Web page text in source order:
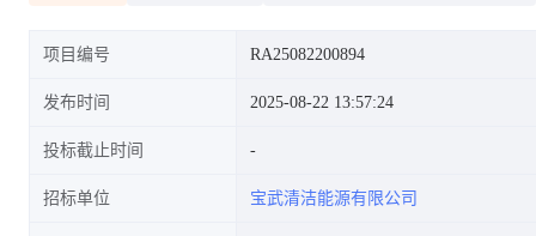
项目编号 RA25082200894
发布时间 2025-08-22 13:57:24
投标截止时间
招标单位 宝武清洁能源有限公司